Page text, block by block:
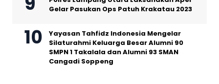
Gelar Pasukan Ops Patuh Krakatau 2023
Yayasan Tahfidz Indonesia Mengelar
Silaturahmi Keluarga Besar Alumni 90
SMPN 1 Takalala dan Alumni 93 SMAN
Cangadi Soppeng